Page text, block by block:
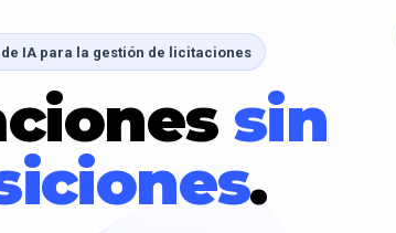
de IA para la gestión de licitaciones
sin
.